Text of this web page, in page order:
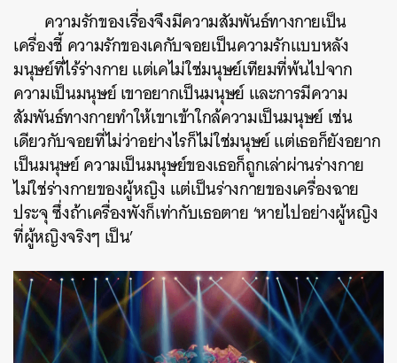
ความรักของเรื่องจึงมีความสัมพันธ์ทางกายเป็น
เครื่องชี้ ความรักของเคกับจอยเป็นความรักแบบหลัง
มนุษย์ที่ไร้ร่างกาย แต่เคไม่ใช่มนุษย์เทียมที่พ้นไปจาก
ความเป็นมนุษย์ เขาอยากเป็นมนุษย์ และการมีความ
สัมพันธ์ทางกายทำให้เขาเข้าใกล้ความเป็นมนุษย์ เช่น
เดียวกับจอยที่ไม่ว่าอย่างไรก็ไม่ใช่มนุษย์ แต่เธอก็ยังอยาก
เป็นมนุษย์ ความเป็นมนุษย์ของเธอก็ถูกเล่าผ่านร่างกาย
ไม่ใช่ร่างกายของผู้หญิง แต่เป็นร่างกายของเครื่องฉาย
ประจุ ซึ่งถ้าเครื่องพังก็เท่ากับเธอตาย ‘หายไปอย่างผู้หญิง
ที่ผู้หญิงจริงๆ เป็น’